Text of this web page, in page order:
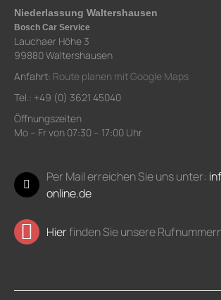
Niederlassung Waltershausen
Bosch Car Service
Lauchaer Höhe 3
99880 Waltershausen
Anfahrt: Route planen mit Google Maps
Tel.: +49 (0) 3621 45040
Öffnungszeiten
Mo – Fr von 07:30 – 17:00 Uhr
Per Mail erreichen Sie uns unter:
online.de
Hierfinden Sie unsere